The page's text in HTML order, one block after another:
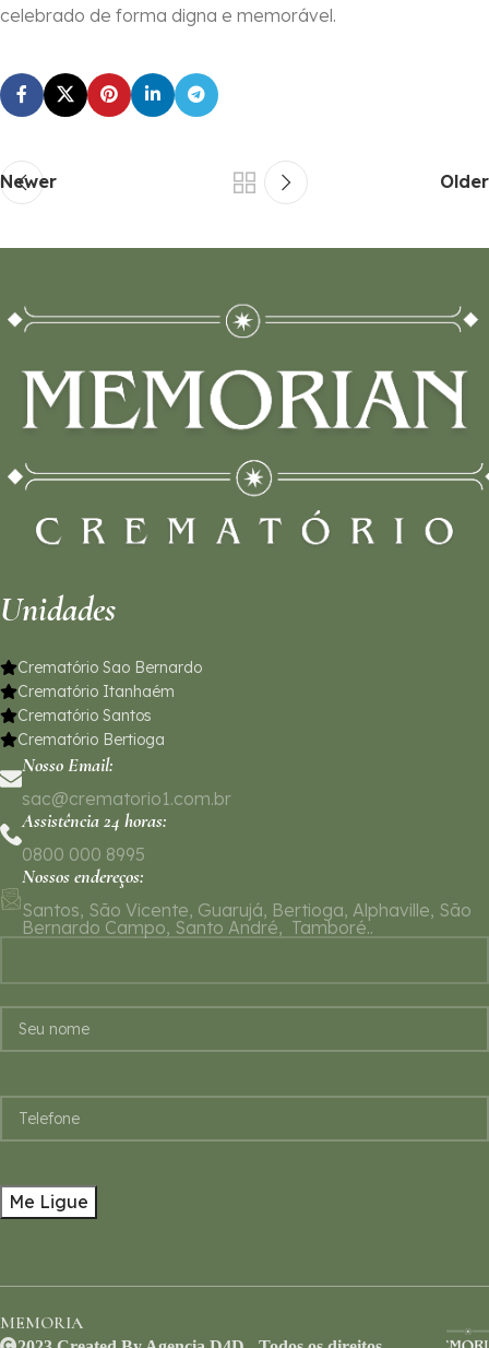
celebrado de forma digna e memorável.
Newer Older
Unidades
Crematório Sao Bernardo
Crematório Itanhaém
Crematório Santos
Crematório Bertioga
Nosso Email:
sac@crematorio1.com.br
Assistência 24 horas:
0800 000 8995
Nossos endereços:
Santos, São Vicente, Guarujá, Bertioga, Alphaville, São
Bernardo Campo, Santo André, Tamboré..
MEMORIA